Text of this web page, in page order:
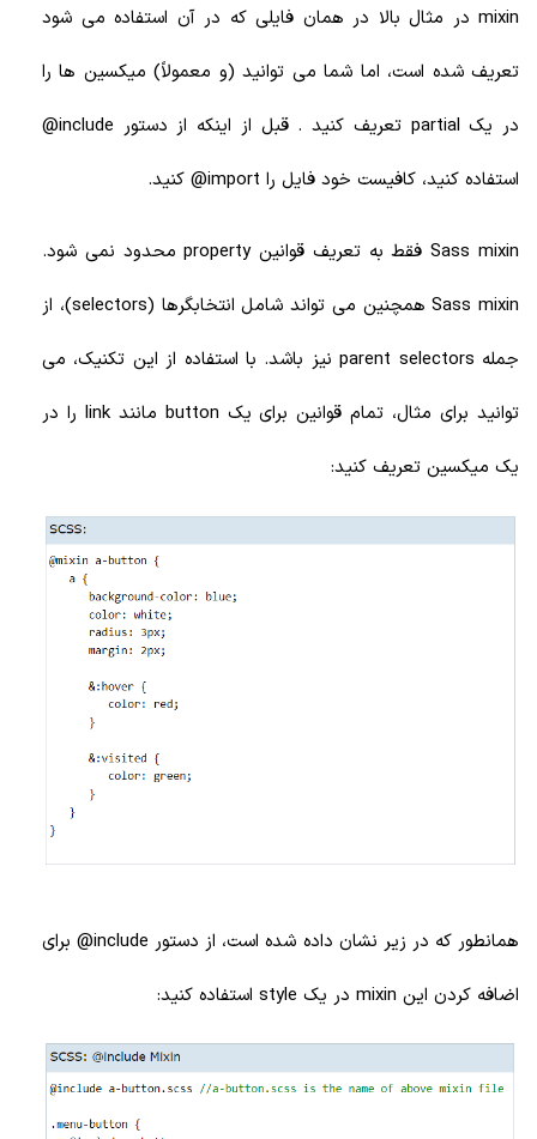
mixin در مثال بالا در همان فایلی که در آن استفاده می شود
تعریف شده است، اما شما می توانید (و معمولاً) میکسین ها را
در یک partial تعریف کنید . قبل از اینکه از دستور include@
استفاده کنید، کافیست خود فایل را import@ کنید.
Sass mixin فقط به تعریف قوانین property محدود نمی شود.
Sass mixin همچنین می تواند شامل انتخابگرها (selectors)، از
جمله parent selectors نیز باشد. با استفاده از این تکنیک، می
توانید برای مثال، تمام قوانین برای یک button مانند link را در
یک میکسین تعریف کنید:
همانطور که در زیر نشان داده شده است، از دستور include@ برای
اضافه کردن این mixin در یک style استفاده کنید: